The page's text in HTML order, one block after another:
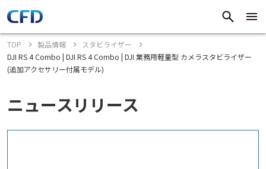
TOP 製品情報
スタビライザー
DJI RS 4 Combo | DJI RS 4 Combo | DJI 業務用軽量型 カメラスタビライザー
(追加アクセサリー付属モデル)
ニュースリリース